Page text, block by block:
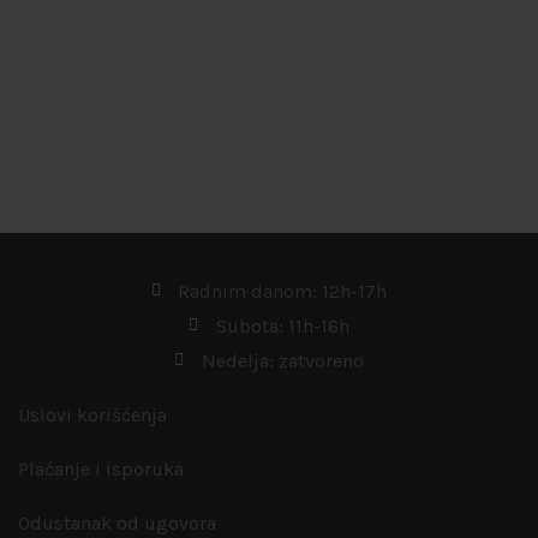
Radnim danom: 12h-17h
Subota: 11h-16h
Nedelja: zatvoreno
Uslovi korišćenja
Plaćanje i isporuka
Odustanak od ugovora